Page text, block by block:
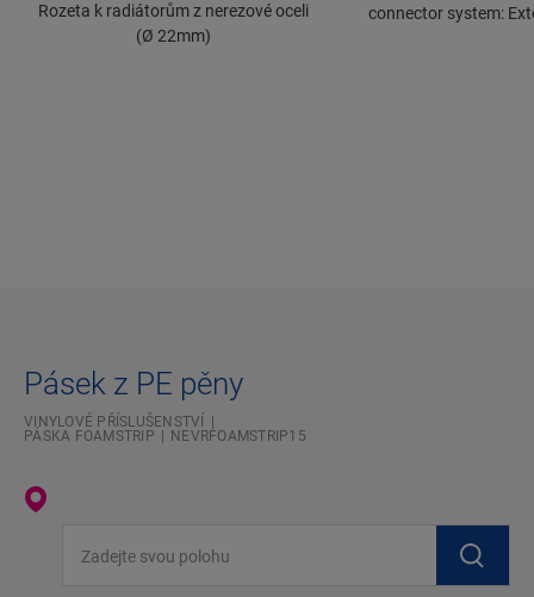
Rozeta k radiátorům z nerezové oceli
(Ø 22mm)
connector system:
Pásek z PE pěny
VINYLOVÉ PŘÍSLUŠENSTVÍ
PÁSKA FOAMSTRIP
NEVRFOAMSTRIP15